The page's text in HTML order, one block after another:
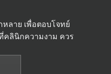
หลาย เพื่อตอบโจทย์
คลินิกความงาม ควร